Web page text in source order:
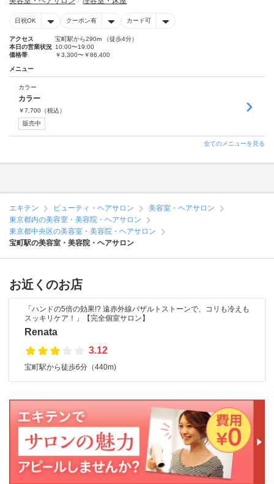
日祝OK クーポン有 カード可
アクセス
宝町駅から290m （徒歩4分）
本日の営業状況 10:00〜19:00
価格帯
￥3,300〜￥86,400
メニュー
カラー
カラー
￥7,700 （税込）
販売中
全てのメニューを見る
エキテン ビューティ・ヘアサロン
美容室・ヘアサロン
東京都内の美容室・美容院・ヘアサロン
東京都中央区の美容室・美容院・ヘアサロン
宝町駅の美容室・美容院・ヘアサロン
お近くのお店
「ハンドの5倍の効果!? 遠赤外線バザルトストーンで、コリも冷えも
スッキリケア！」【完全個室サロン】
Renata
3.12
宝町駅から徒歩6分（440m)